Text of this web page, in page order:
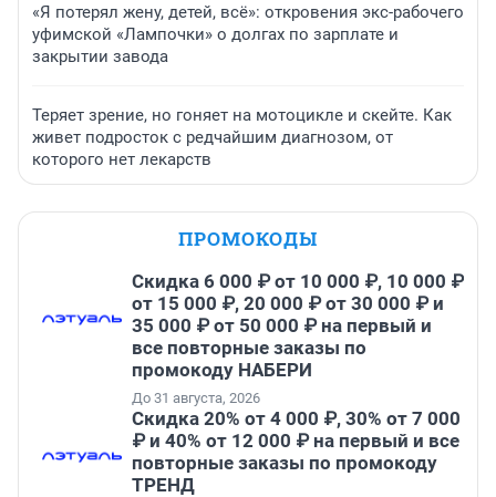
«Я потерял жену, детей, всё»: откровения экс-рабочего
уфимской «Лампочки» о долгах по зарплате и
закрытии завода
Теряет зрение, но гоняет на мотоцикле и скейте. Как
живет подросток с редчайшим диагнозом, от
которого нет лекарств
ПРОМОКОДЫ
Скидка 6 000 ₽ от 10 000 ₽, 10 000 ₽
от 15 000 ₽, 20 000 ₽ от 30 000 ₽ и
35 000 ₽ от 50 000 ₽ на первый и
все повторные заказы по
промокоду НАБЕРИ
До 31 августа, 2026
Скидка 20% от 4 000 ₽, 30% от 7 000
₽ и 40% от 12 000 ₽ на первый и все
повторные заказы по промокоду
ТРЕНД